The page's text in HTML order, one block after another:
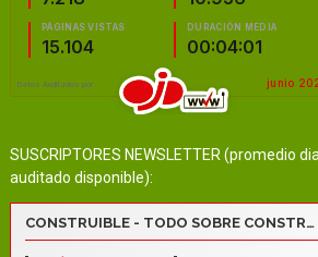
SUSCRIPTORES NEWSLETTER (promedio
auditado disponible):